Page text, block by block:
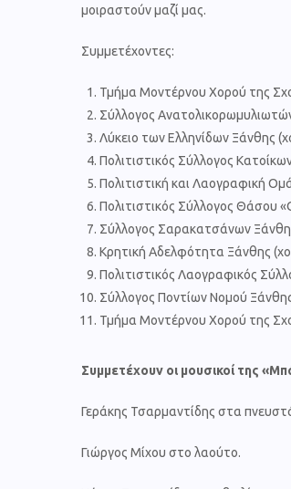
μοιραστούν μαζί μας.
Συμμετέχοντες:
Τμήμα Μοντέρνου Χορού της
Σύλλογος
Λύκειο των Ελληνίδων Ξάνθης
Πολιτιστικός Σύλλογος
Πολιτιστική και Λαογραφική
Πολιτιστικός Σύλλογος Θάσου
Σύλλογος Σαρακατσάνων
Κρητική Αδελφότητα Ξάνθης
Πολιτιστικός Λαογραφικός
Σύλλογος Ποντίων Νομού
Τμήμα Μοντέρνου Χορού της
Συμμετέχουν οι μουσικοί της
Γεράκης Τσαρμαντίδης στα
Γιώργος Μίχου στο λαούτο.